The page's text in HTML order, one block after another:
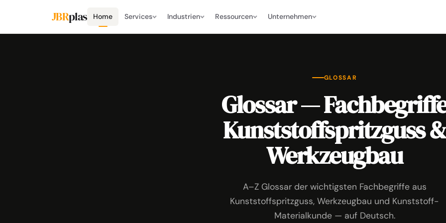
JBRplas Home Services Industrien Ressourcen Unternehmen
GLOSSAR
Glossar —
Kunststoffspritzguss &
Werkzeugbau
A–Z Glossar der wichtigsten Fachbegriffe aus
Kunststoffspritzguss, Werkzeugbau und Kunststoff-
Materialkunde — auf Deutsch.